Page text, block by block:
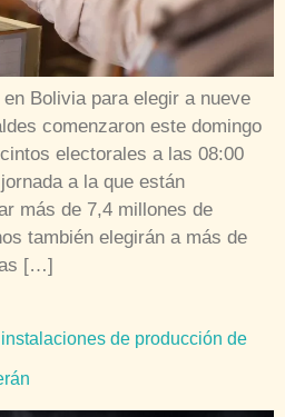
Bolivia para elegir a nueve
comenzaron este domingo
electorales a las 08:00
a la que están
más de 7,4 millones de
también elegirán a más de
[…]
de producción de